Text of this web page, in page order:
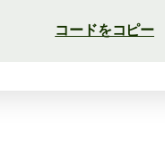
コードをコピー